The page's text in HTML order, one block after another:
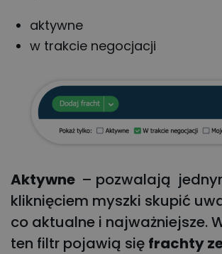
aktywne
w trakcie negocjacji
Aktywne – pozwalają
kliknięciem myszki skupić
co aktualne i najważniejsze.
ten filtr pojawią się frachty